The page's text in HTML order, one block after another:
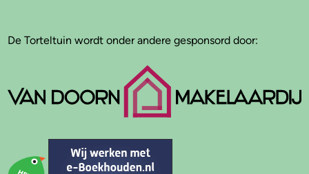
De Torteltuin wordt onder andere gesponsord door: